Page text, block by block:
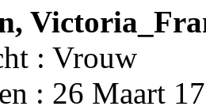
: Vrouw
: 26 Maart